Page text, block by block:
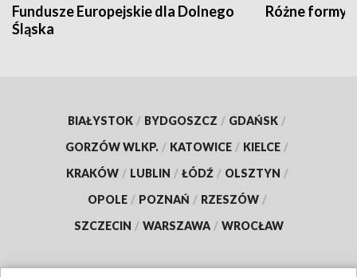
Fundusze Europejskie dla Dolnego
Śląska
Różne formy
BIAŁYSTOK / BYDGOSZCZ / GDAŃSK /
GORZÓW WLKP. / KATOWICE / KIELCE /
KRAKÓW / LUBLIN / ŁÓDŹ / OLSZTYN /
OPOLE / POZNAŃ / RZESZÓW /
SZCZECIN / WARSZAWA / WROCŁAW